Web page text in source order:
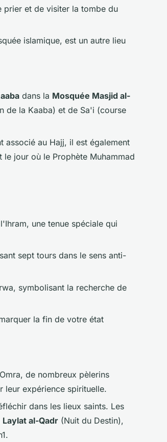
prier et de visiter la tombe du
islamique, est un autre lieu
dans la Mosquée Masjid al-
de la Kaaba) et de Sa'i (course
associé au Hajj, il est également
jour où le Prophète Muhammad
une tenue spéciale qui
sept tours dans le sens anti-
symbolisant la recherche de
la fin de votre état
de nombreux pèlerins
leur expérience spirituelle.
dans les lieux saints. Les
Laylat al-Qadr (Nuit du Destin),